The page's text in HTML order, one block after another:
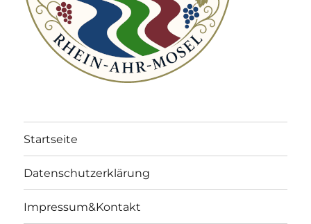
Startseite
Datenschutzerklärung
Impressum&Kontakt